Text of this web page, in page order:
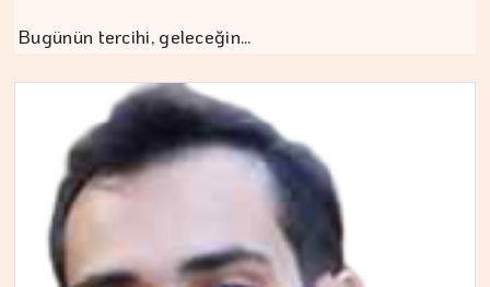
Bugünün tercihi, geleceğin…